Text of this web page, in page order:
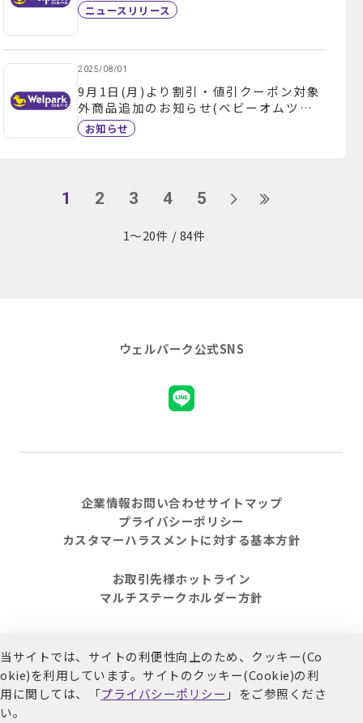
当サイトでは、サイトの利便性向上のため、クッキー(Co
okie)を利用しています。 サイトのクッキー(Cookie)の利
用に関しては、「プライバシーポリシー 」をご参照くださ
い。
ニュースリリース
2025/08/01
9月1日(月)より割引・値引クーポン対象
外商品追加のお知らせ(ベビーオムツ・
ベビーミルク)
お知らせ
1 2 3 4 5
1～20件 / 84件
ウェルパーク公式SNS
企業情報お問い合わせサイトマップ
プライバシーポリシー
カスタマーハラスメントに対する基本方針
お取引先様ホットライン
マルチステークホルダー方針
© 2021 Welpark. All Rights Reserved.